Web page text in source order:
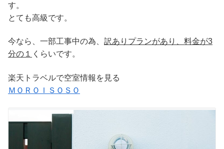
す。
とても高級です。
今なら、一部工事中の為、 訳ありプランがあり、料金が3
分の１
くらいです。
楽天トラベルで空室情報を見る
ＭＯＲＯＩＳＯＳＯ